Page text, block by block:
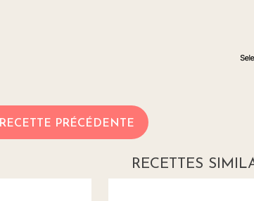
RECETTE PRÉCÉDENTE
RECETTES